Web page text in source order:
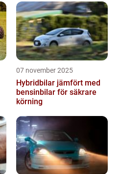
07 november 2025
Hybridbilar jämfört med
bensinbilar för säkrare
körning